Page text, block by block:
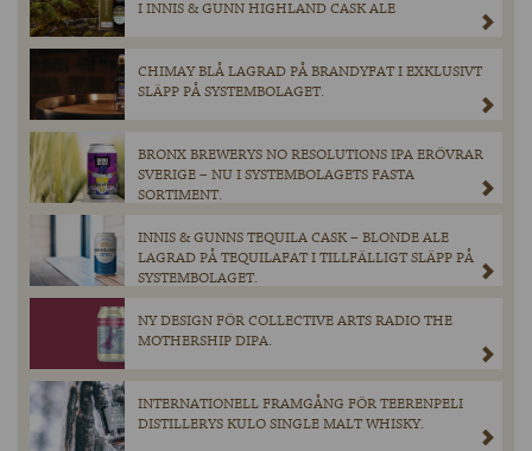
I INNIS & GUNN HIGHLAND CASK ALE
CHIMAY BLÅ LAGRAD PÅ BRANDYFAT I EXKLUSIVT
SLÄPP PÅ SYSTEMBOLAGET.
BRONX BREWERYS NO RESOLUTIONS IPA ERÖVRAR
SVERIGE – NU I SYSTEMBOLAGETS FASTA
SORTIMENT.
INNIS & GUNNS TEQUILA CASK – BLONDE ALE
LAGRAD PÅ TEQUILAFAT I TILLFÄLLIGT SLÄPP PÅ
SYSTEMBOLAGET.
NY DESIGN FÖR COLLECTIVE ARTS RADIO THE
MOTHERSHIP DIPA.
INTERNATIONELL FRAMGÅNG FÖR TEERENPELI
DISTILLERYS KULO SINGLE MALT WHISKY.